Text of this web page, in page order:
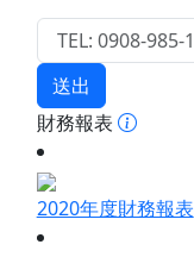
送出
財務報表
2020年度財務報表